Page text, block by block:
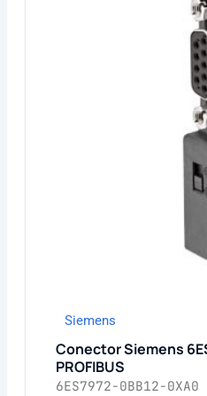
Siemens
Conector Siemens
PROFIBUS
6ES7972-0BB12-0XA0